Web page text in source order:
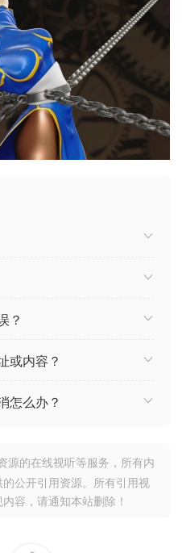
？
或内容？
怎么办？
源的在线视听等服务，所有内
公开引用资源。所有引用视
容，请通知本站删除！